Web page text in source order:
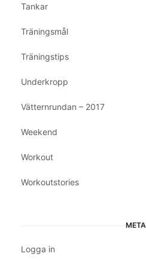
Tankar
Träningsmål
Träningstips
Underkropp
Vätternrundan – 2017
Weekend
Workout
Workoutstories
META
Logga in